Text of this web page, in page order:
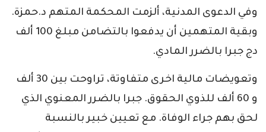
وفي الدعوى المدنية، ألزمت المحكمة المتهم د.حمزة.
وبقية المتهمين أن يدفعوا بالتضامن مبلغ 100 ألف
دج جبرا بالضرر المادي.
وتعويضات مالية اخرى متفاوتة، تراوحت بين 30 ألف
و 60 ألف للذوي الحقوق. جبرا بالضرر المعنوي الذي
لحق بهم جراء الوفاة. مع تعيين خبير بالنسبة